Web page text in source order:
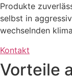
Produkte
selbst in
wechselnden
Kontakt
Vorteile